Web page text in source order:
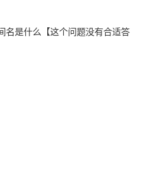
名是什么【这个问题没有合适答